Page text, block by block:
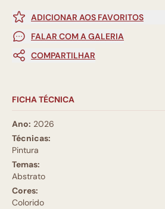
ADICIONAR AOS FAVORITOS
FALAR COM A GALERIA
COMPARTILHAR
FICHA TÉCNICA
Ano: 2026
Técnicas:
Pintura
Temas:
Abstrato
Cores:
Colorido